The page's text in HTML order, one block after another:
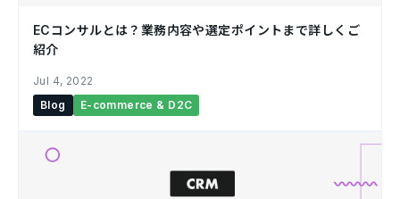
ECコンサルとは？業務内容や選定ポイントまで詳しくご
紹介￼
Jul 4, 2022
Blog
E-commerce & D2C